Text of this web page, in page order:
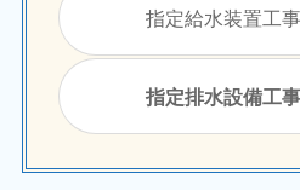
指定給水装置工
指定排水設備工